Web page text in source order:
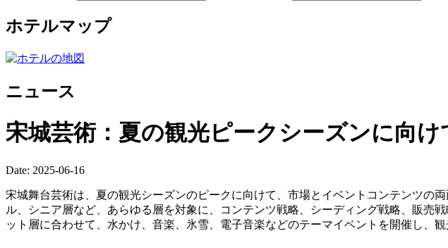
ホテルマップ
ニュース
宋城芸術：夏の観光ピークシーズンに向
Date: 2025-06-16
宋城舞台芸術は、夏の観光シーズンのピークに向けて、市場とイベントコンテンツの
ル、シニア層など、あらゆる層を対象に、コンテンツ戦略、シーディング戦略、販売
ット層に合わせて、水かけ、音楽、氷雪、電子音楽などのテーマイベントを開催し、観